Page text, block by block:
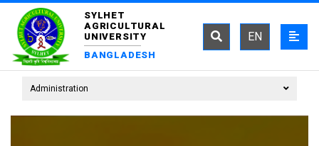
SYLHET
AGRICULTURAL
UNIVERSITY
BANGLADESH
EN
Administration